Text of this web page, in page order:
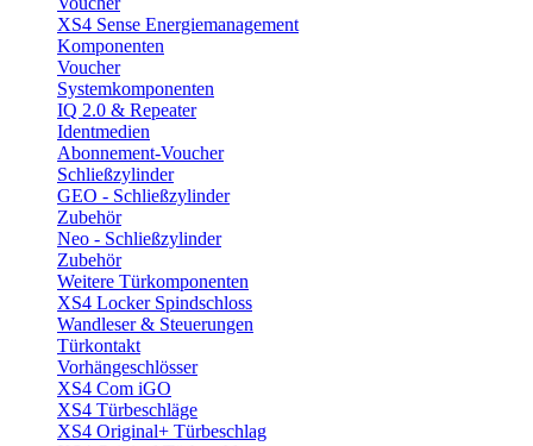
XS4 Sense Energiemanagement
Komponenten
Voucher
Systemkomponenten
IQ 2.0 & Repeater
Identmedien
Abonnement-Voucher
Schließzylinder
GEO - Schließzylinder
Zubehör
Neo - Schließzylinder
Zubehör
Weitere Türkomponenten
XS4 Locker Spindschloss
Wandleser & Steuerungen
Türkontakt
Vorhängeschlösser
XS4 Com iGO
XS4 Türbeschläge
XS4 Original+ Türbeschlag